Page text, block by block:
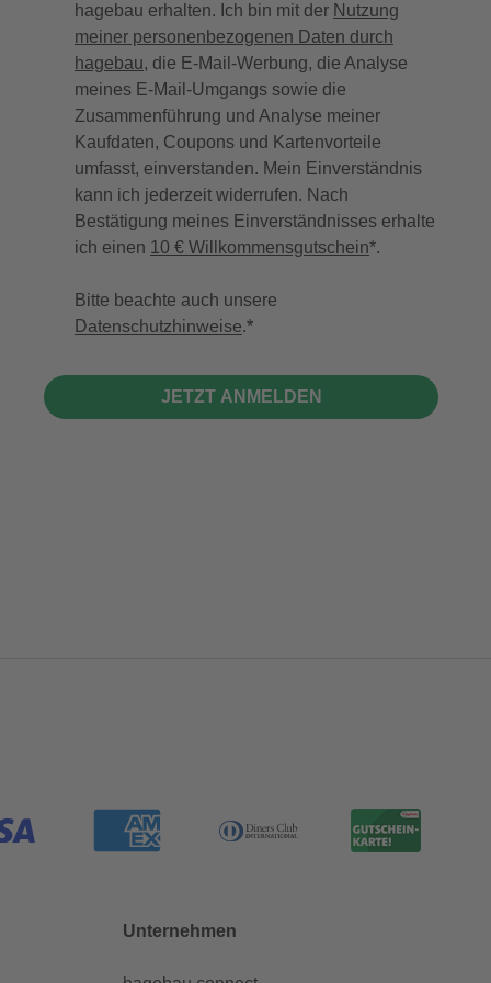
hagebau erhalten. Ich bin mit der Nutzung
meiner personenbezogenen Daten durch
hagebau, die E-Mail-Werbung, die Analyse
meines E-Mail-Umgangs sowie die
Zusammenführung und Analyse meiner
Kaufdaten, Coupons und Kartenvorteile
umfasst, einverstanden. Mein Einverständnis
kann ich jederzeit widerrufen. Nach
Bestätigung meines Einverständnisses erhalte
ich einen 10 € Willkommensgutschein*.
Bitte beachte auch unsere
Datenschutzhinweise.
JETZT ANMELDEN
Unternehmen